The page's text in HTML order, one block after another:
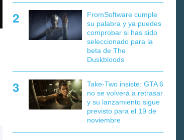
FromSoftware cumple
su palabra y ya puedes
comprobar si has sido
seleccionado para la
beta de The
Duskbloods
Take-Two insiste: GTA 6
no se volverá a retrasar
y su lanzamiento sigue
previsto para el 19 de
noviembre